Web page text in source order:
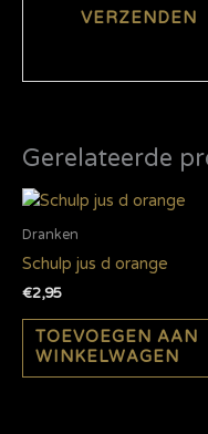
Gerelateerde
Dranken
Schulp jus d orange
€2,95
TOEVOEGEN AAN
WINKELWAGEN